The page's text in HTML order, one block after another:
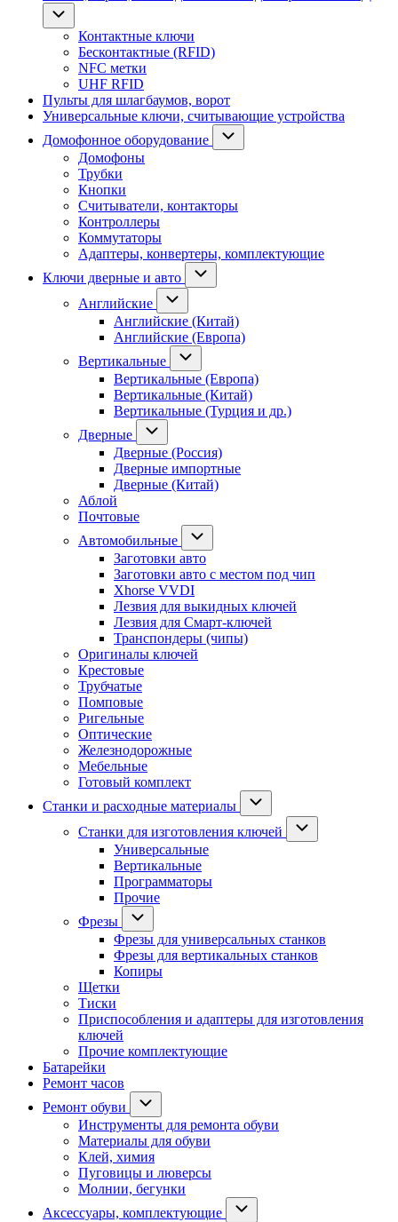
Контактные ключи
Бесконтактные (RFID)
NFC метки
UHF RFID
Пульты для шлагбаумов, ворот
Универсальные ключи, считывающие устройства
Домофонное оборудование
Домофоны
Трубки
Кнопки
Считыватели, контакторы
Контроллеры
Коммутаторы
Адаптеры, конвертеры, комплектующие
Ключи дверные и авто
Английские
Английские (Китай)
Английские (Европа)
Вертикальные
Вертикальные (Европа)
Вертикальные (Китай)
Вертикальные (Турция и др.)
Дверные
Дверные (Россия)
Дверные импортные
Дверные (Китай)
Аблой
Почтовые
Автомобильные
Заготовки авто
Заготовки авто с местом под чип
Xhorse VVDI
Лезвия для выкидных ключей
Лезвия для Смарт-ключей
Транспондеры (чипы)
Оригиналы ключей
Крестовые
Трубчатые
Помповые
Ригельные
Оптические
Железнодорожные
Мебельные
Готовый комплект
Станки и расходные материалы
Станки для изготовления ключей
Универсальные
Вертикальные
Программаторы
Прочие
Фрезы
Фрезы для универсальных станков
Фрезы для вертикальных станков
Копиры
Щетки
Тиски
Приспособления и адаптеры для изготовления
ключей
Прочие комплектующие
Батарейки
Ремонт часов
Ремонт обуви
Инструменты для ремонта обуви
Материалы для обуви
Клей, химия
Пуговицы и люверсы
Молнии, бегунки
Аксессуары, комплектующие